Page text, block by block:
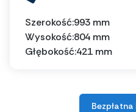
Szerokość:993 mm
Wysokość:804 mm
Głębokość:421 mm